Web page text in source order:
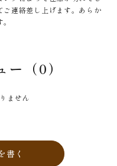
ご連絡差し上げます。あらか
（0）
ません
書く